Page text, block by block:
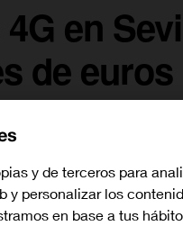
en
de euros
y de terceros para
y personalizar los
en base a tus